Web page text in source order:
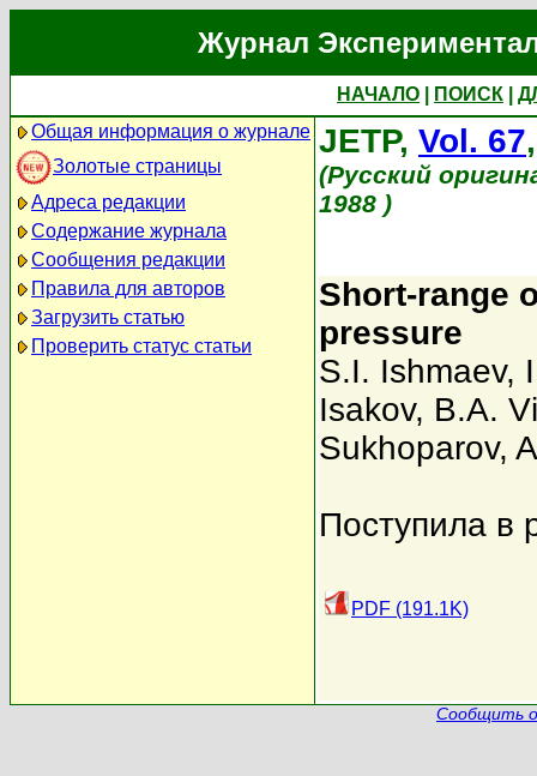
Журнал
НАЧАЛО ПОИСК
Общая информация о журнале
Золотые страницы
Адреса редакции
Содержание журнала
Сообщения редакции
Правила для авторов
Загрузить статью
Проверить статус статьи
JETP, Vol. 67
(Русский
1988 )
Short-range
pressure
S.I. Ishmaev,
Isakov, B.A.
Sukhoparov,
Поступила в
PDF (191.1K)
Сообщить о